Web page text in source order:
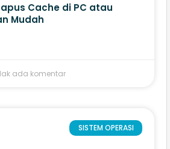
Cache di PC atau
Mudah
ada komentar
SISTEM OPERASI